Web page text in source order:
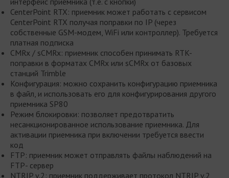
CenterPoint RTX: приемник может работать с сервисом
CenterPoint RTX получая поправки по IP (через
собственные GSM-модем, WiFi или контроллер). Требуется
платная подписка
CMRx / sCMRx: приемник способен принимать RTK-
поправки в форматах CMRx или sCMRx от базовых
станций Trimble
Конфигурация: можно сохранить конфигурацию приемника
в файл, и использовать его для конфигурирования другого
приемника SP80
Режим блокировки: позволяет предотвратить
несанкционированное использование приемника. Для
активации приемника при включении требуется ввести
код
FTP: приемник может отправлять файлы наблюдений на
FTP- сервер
NTRIP v.2: приемник поддерживает протокол NTRIP v.2